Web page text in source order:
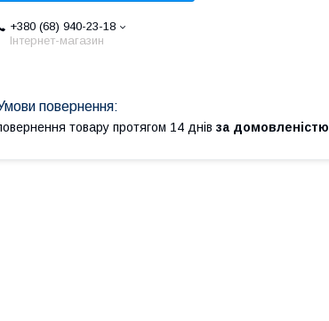
+380 (68) 940-23-18
Інтернет-магазин
товару протягом 14 днів за домовленістю